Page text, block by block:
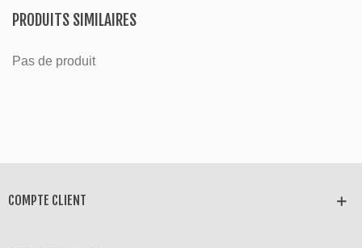
PRODUITS SIMILAIRES
Pas de produit
COMPTE CLIENT